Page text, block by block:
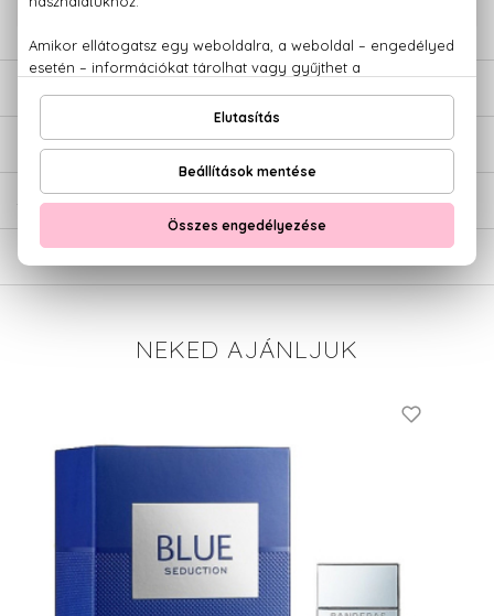
ÉRTÉKELÉSEK (0)
SZÁLLÍTÁS
NEKED AJÁNLJUK